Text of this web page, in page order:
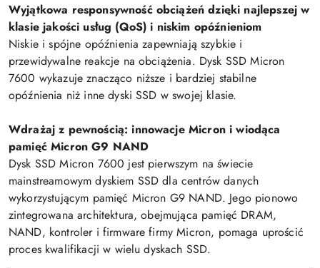
Wyjątkowa responsywność obciążeń dzięki najlepszej w
klasie jakości usług (QoS) i niskim opóźnieniom
Niskie i spójne opóźnienia zapewniają szybkie i
przewidywalne reakcje na obciążenia. Dysk SSD Micron
7600 wykazuje znacząco niższe i bardziej stabilne
opóźnienia niż inne dyski SSD w swojej klasie.
Wdrażaj z pewnością: innowacje Micron i wiodąca
pamięć Micron G9 NAND
Dysk SSD Micron 7600 jest pierwszym na świecie
mainstreamowym dyskiem SSD dla centrów danych
wykorzystującym pamięć Micron G9 NAND. Jego pionowo
zintegrowana architektura, obejmująca pamięć DRAM,
NAND, kontroler i firmware firmy Micron, pomaga uprościć
proces kwalifikacji w wielu dyskach SSD.